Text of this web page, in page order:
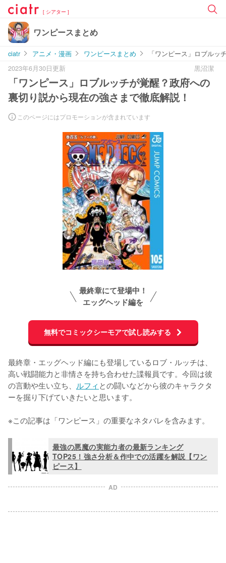
[ シアター ]
ワンピースまとめ
ciatr アニメ・漫画 ワンピースまとめ
「ワンピース」ロブル
2023年6月30日更新
黒沼潔
「ワンピース」ロブルッチが覚醒？政府への
裏切り説から現在の強さまで徹底解説！
このページにはプロモーションが含まれています
最終章にて登場中！
エッグヘッド編を
無料でコミックシーモアで試し読みする
最終章・エッグヘッド編にも登場しているロブ・ルッチは、
高い戦闘能力と非情さを持ち合わせた諜報員です。今回は彼
の言動や生い立ち、 ルフィ との闘いなどから彼のキャラクタ
ーを掘り下げていきたいと思います。
※この記事は「ワンピース」の重要なネタバレを含みます。
最強の悪魔の実能力者の最新ランキング
TOP25！強さ分析＆作中での活躍を解説【ワン
ピース】
AD